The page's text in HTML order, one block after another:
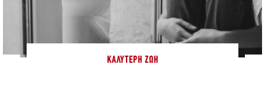
ΚΑΛΎΤΕΡΗ ΖΩΉ